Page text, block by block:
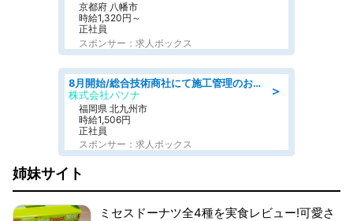
京都府 八幡市
時給1,320円～
正社員
スポンサー：求人ボックス
＞
8月開始/総合技術商社にて施工管理のお仕事/即日勤務可/車通勤可/工事・土木施工管理/生産・品質管理
株式会社パソナ
福岡県 北九州市
時給1,506円
正社員
スポンサー：求人ボックス
姉妹サイト
ミセスドーナツ全4種を実食レビュー!可愛さ